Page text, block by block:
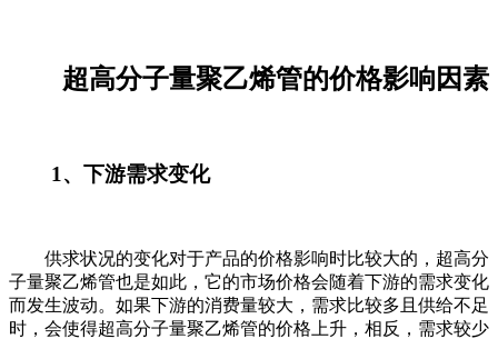
超高分子量聚乙烯管的价格影响因素
1 、下游需求变化
供求状况的变化对于产品的价格影响时比较大的，超高分
子量聚乙烯管也是如此，它的市场价格会随着下游的需求变化
而发生波动。如果下游的消费量较大，需求比较多且供给不足
时，会使得超高分子量聚乙烯管的价格上升，相反，需求较少